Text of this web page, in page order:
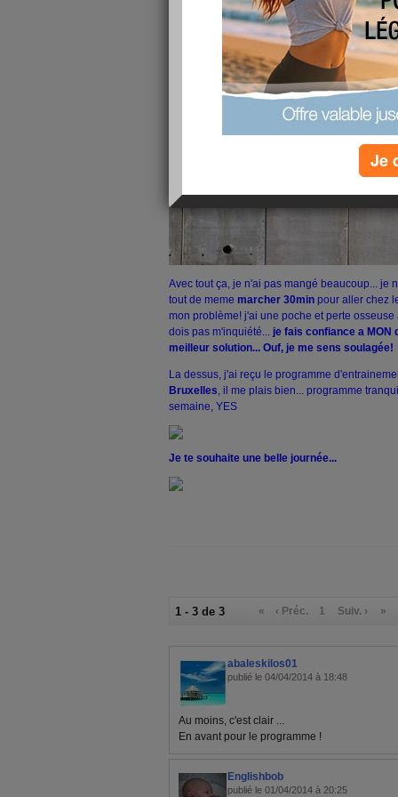
C'était bien partit, c'est vrai... mais beaucoup
mieux ainsi.
Avec tout ça, je n'ai pas mangé beaucoup... je
tout de meme marcher 30min pour aller chez
mon problème! j'ai une poche et perte
dois pas m'inquiété... je fais confiance a
meilleur solution... Ouf, je me sens soulagée!
La dessus, j'ai reçu le programme
Bruxelles, il me plais bien... programme
semaine, YES
Je te souhaite une belle journée...
1 - 3 de 3 « ‹ Préc. 1 Suiv. › »
abaleskilos01
publié le 04/04/2014 à 18:48
Au moins, c'est clair ...
En avant pour le programme !
Englishbob
publié le 01/04/2014 à 20:25
Je